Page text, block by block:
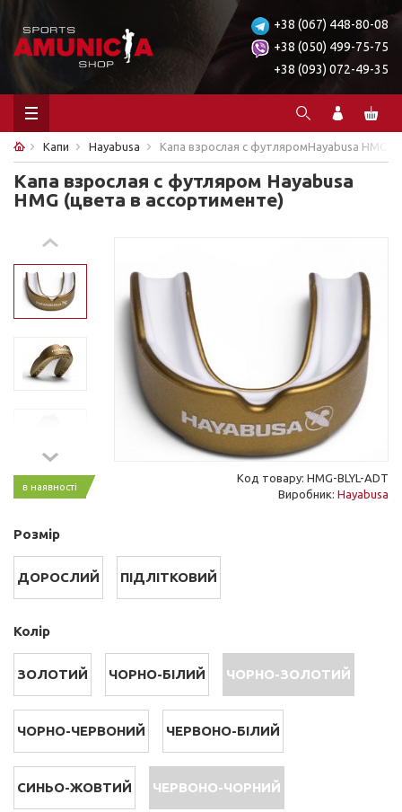
+38 (067) 448-80-08
+38 (050) 499-75-75
+38 (093) 072-49-35
Капи Hayabusa Капа взрослая с футляромHayabusa HMG
Капа взрослая с футляром Hayabusa
HMG (цвета в ассортименте)
в наявності
Код товару: HMG-BLYL-ADT
Виробник: Hayabusa
Розмір
ДОРОСЛИЙ ПІДЛІТКОВИЙ
Колір
ЗОЛОТИЙ ЧОРНО-БІЛИЙ ЧОРНО-ЗОЛОТИЙ
ЧОРНО-ЧЕРВОНИЙ ЧЕРВОНО-БІЛИЙ
СИНЬО-ЖОВТИЙ ЧЕРВОНО-ЧОРНИЙ